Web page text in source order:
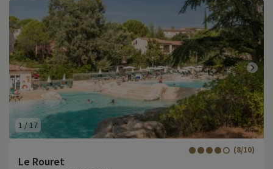
1 /17
Le Rouret
(8/10)